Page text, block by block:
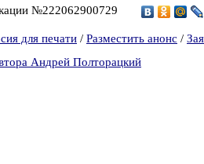
№222062900729
для печати / Разместить анонс /
Андрей Полторацкий